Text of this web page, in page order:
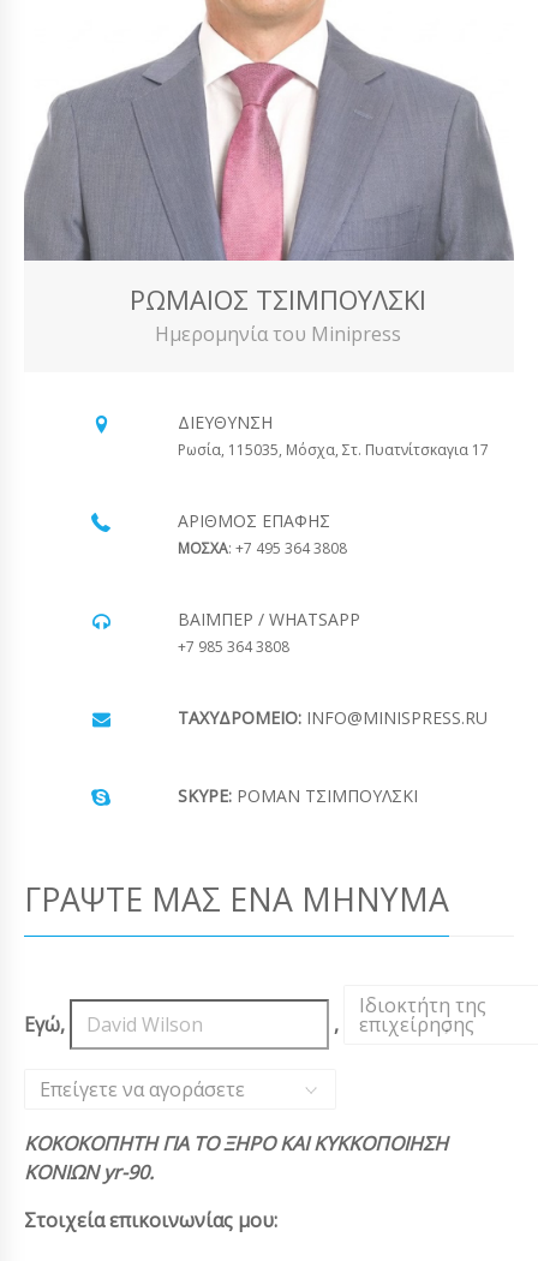
ΡΩΜΑΊΟΣ ΤΣΙΜΠΟΎΛΣΚΙ
Ημερομηνία του Minipress
ΔΙΕΎΘΥΝΣΗ
Ρωσία, 115035, Μόσχα, Στ. Πυατνίτσκαγια 17
ΑΡΙΘΜΌΣ ΕΠΑΦΉΣ
ΜΟΣΧΑ: +7 495 364 3808
ΒΆΙΜΠΕΡ / WHATSAPP
+7 985 364 3808
ΤΑΧΥΔΡΟΜΕΊΟ: INFO@MINISPRESS.RU
SKYPE: ΡΟΜΆΝ ΤΣΙΜΠΟΎΛΣΚΙ
ΓΡΆΨΤΕ ΜΑΣ ΈΝΑ ΜΉΝΥΜΑ
Εγώ, ,
Ιδιοκτήτη της
επιχείρησης
,
Επείγετε να αγοράσετε
ΚΟΚΟΚΟΠΗΤΗ ΓΙΑ ΤΟ ΞΗΡΟ ΚΑΙ ΚΥΚΚΟΠΟΙΗΣΗ
ΚΟΝΙΩΝ yr-90.
Στοιχεία επικοινωνίας μου: